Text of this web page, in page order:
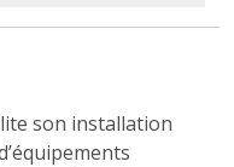
son installation